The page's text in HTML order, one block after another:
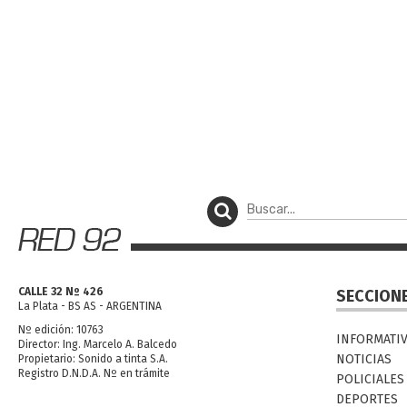
CALLE 32 Nº 426
La Plata - BS AS - ARGENTINA
Nº edición: 10763
Director: Ing. Marcelo A. Balcedo
Propietario: Sonido a tinta S.A.
Registro D.N.D.A. Nº en trámite
NOTICIAS
POLICIALES
DEPORTES